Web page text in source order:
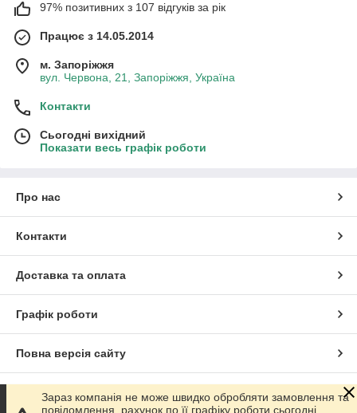
97% позитивних з 107 відгуків за рік
Працює з 14.05.2014
м. Запоріжжя
вул. Червона, 21, Запоріжжя, Україна
Контакти
Сьогодні вихідний
Показати весь графік роботи
Про нас
Контакти
Доставка та оплата
Графік роботи
Повна версія сайту
Сайт створено на маркетплейсі Prom.ua
Зараз компанія не може швидко обробляти замовлення та
повідомлення, рахунок по її графіку роботи сьогодні